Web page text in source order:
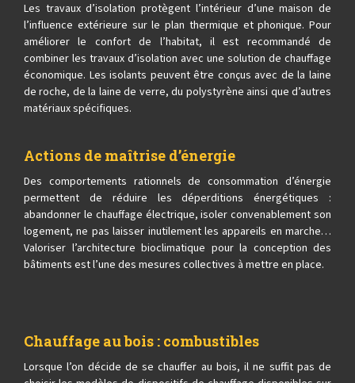
Les travaux d’isolation protègent l’intérieur d’une maison de
l’influence extérieure sur le plan thermique et phonique. Pour
améliorer le confort de l’habitat, il est recommandé de
combiner les travaux d’isolation avec une solution de chauffage
économique. Les isolants peuvent être conçus avec de la laine
de roche, de la laine de verre, du polystyrène ainsi que d’autres
matériaux spécifiques.
Actions de maîtrise d’énergie
Des comportements rationnels de consommation d’énergie
permettent de réduire les déperditions énergétiques :
abandonner le chauffage électrique, isoler convenablement son
logement, ne pas laisser inutilement les appareils en marche…
Valoriser l’architecture bioclimatique pour la conception des
bâtiments est l’une des mesures collectives à mettre en place.
Chauffage au bois : combustibles
Lorsque l’on décide de se chauffer au bois, il ne suffit pas de